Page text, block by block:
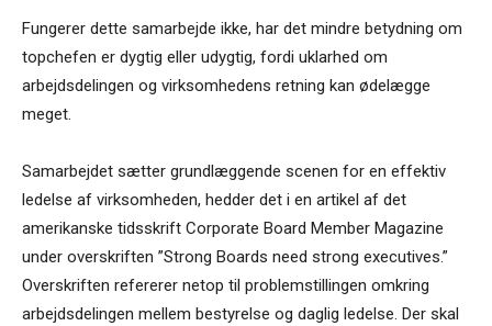
Fungerer dette samarbejde ikke, har det mindre betydning om
topchefen er dygtig eller udygtig, fordi uklarhed om
arbejdsdelingen og virksomhedens retning kan ødelægge
meget.
Samarbejdet sætter grundlæggende scenen for en effektiv
ledelse af virksomheden, hedder det i en artikel af det
amerikanske tidsskrift Corporate Board Member Magazine
under overskriften ”Strong Boards need strong executives.”
Overskriften refererer netop til problemstillingen omkring
arbejdsdelingen mellem bestyrelse og daglig ledelse. Der skal